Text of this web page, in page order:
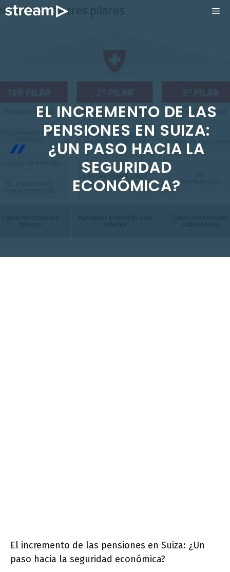
Saltar
EL INCREMENTO DE LAS
PENSIONES EN SUIZA:
¿UN PASO HACIA LA
SEGURIDAD
ECONÓMICA?
El incremento de las pensiones en Suiza: ¿Un
paso hacia la seguridad económica?